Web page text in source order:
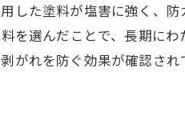
した塗料が塩害に強く、防
を選んだことで、長期に
がれを防ぐ効果が確認され